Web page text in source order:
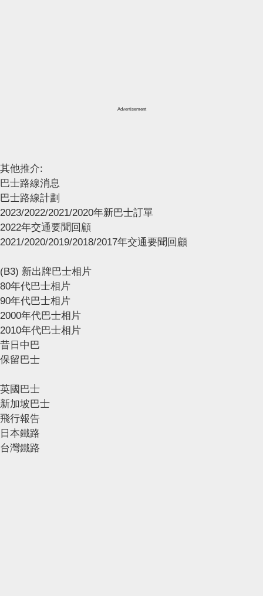
Advertisement
其他推介:
巴士路線消息
巴士路線計劃
2023/2022/2021/2020年新巴士訂單
2022年交通要聞回顧
2021/2020/2019/2018/2017年交通要聞回顧
(B3) 新出牌巴士相片
80年代巴士相片
90年代巴士相片
2000年代巴士相片
2010年代巴士相片
昔日中巴
保留巴士
英國巴士
新加坡巴士
飛行報告
日本鐵路
台灣鐵路